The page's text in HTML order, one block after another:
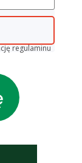
regulaminu